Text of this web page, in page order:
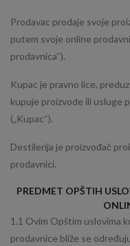
Prodavac prodaje svoje
putem svoje online
prodavnica“).
Kupac je pravno lice,
kupuje proizvode ili usluge
(„Kupac“).
Destilerija je proizvođač
prodavnici.
PREDMET OPŠTIH
1.1 Ovim Opštim uslovima
prodavnice bliže se